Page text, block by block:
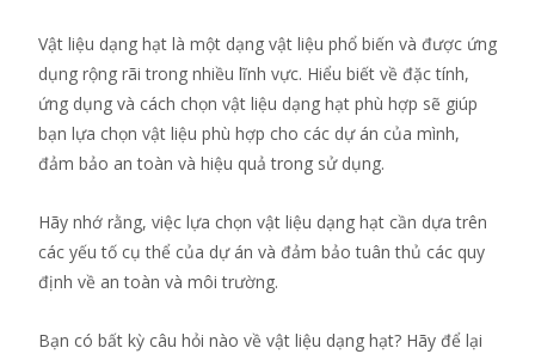
Vật liệu dạng hạt là một dạng vật liệu phổ biến và được ứng
dụng rộng rãi trong nhiều lĩnh vực. Hiểu biết về đặc tính,
ứng dụng và cách chọn vật liệu dạng hạt phù hợp sẽ giúp
bạn lựa chọn vật liệu phù hợp cho các dự án của mình,
đảm bảo an toàn và hiệu quả trong sử dụng.
Hãy nhớ rằng, việc lựa chọn vật liệu dạng hạt cần dựa trên
các yếu tố cụ thể của dự án và đảm bảo tuân thủ các quy
định về an toàn và môi trường.
Bạn có bất kỳ câu hỏi nào về vật liệu dạng hạt? Hãy để lại